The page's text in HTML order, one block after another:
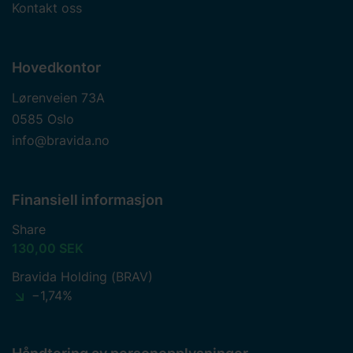
Kontakt oss
Hovedkontor
Lørenveien 73A
0585 Oslo
info@bravida.no
Finansiell informasjon
Share
130,00 SEK
Bravida Holding (BRAV)
−1,74%